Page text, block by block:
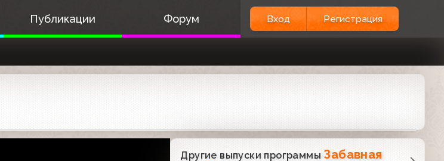
Публикации Форум Вход Регистрация
Другие выпуски программы Забавная